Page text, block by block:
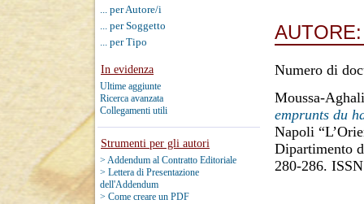
... per Autore/i
... per Soggetto
... per Tipo
In evidenza
Ultime aggiunte
Ricerca avanzata
Collegamenti utili
Strumenti per gli autori
> Addendum al Contratto Editoriale
> Lettera di Presentazione
dell'Addendum
> Come creare un PDF
Numero di
Moussa-
emprunts du
Napoli
Dipartimento
280-286.